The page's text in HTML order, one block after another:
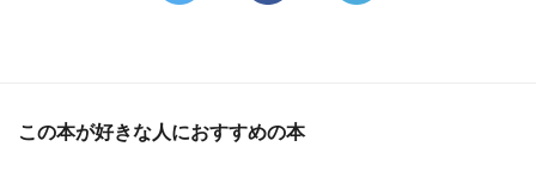
この本が好きな人におすすめの本